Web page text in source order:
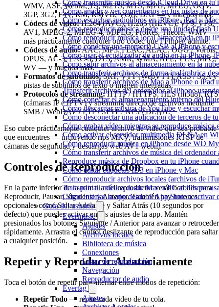
Cómo transmitir música desde iCloud Drive en tu
Cómo añadir y ver comentarios en tus pistas de
Cómo escuchar audiolibros en iPhone, iPad y
Cómo reproducir música desde una unidad flash
Cómo reproducir música local almacenada en tu
Cómo conectar una memoria USB al iPhone y
Cómo usar el ecualizador de audio en tu iPhone,
Cómo subir archivos al almacenamiento en la
Cómo transferir archivos de forma inalámbrica
Cómo transferir archivos de Mac a iPhone o iPad
Transferir archivos del ordenador al iPhone
Cómo conectar el almacenamiento interno del
Cómo descargar música de YouTube y escuchar
Cómo desconectar una aplicación de terceros de
Cómo grabar vídeo mientras se reproduce música
Cómo activar el servidor multimedia DLNA en
Cómo reproducir música en iPhone desde WD
Cómo transferir archivos de música del
Reproduce música de Dropbox en tu iPhone
Cómo editar etiquetas ID3 en iPhone y Mac
Cómo reproducir archivos locales (archivos de
Transmite tu música desde Mac o PC al iPhone
Cómo instalar la app desde el App Store o
Guía del usuario
Evermusic
Ajustes
Archivos locales
Biblioteca de música
Conexiones
Listas de reproducción
Navegación
Reproductor de audio
Evertag
Ajustes
WMV, ASF, WebM, TS, M2TS, MTS, MPG, MPEG, OGV,
3GP, 3G2, F4V, RM, RMVB, VOB, DAT — y muchos más.
Códecs de video:H.264 (AVC), H.265 (HEVC), VP9, VP8,
AV1, MPEG-2, MPEG-4, MJPEG, ProRes, Theora, WMV —
más prácticamente cualquier otro códec que FFmpeg admite.
Códecs de audio:AAC, MP3, FLAC, ALAC, OGG / Vorbis,
OPUS, AC-3, EAC-3, DTS, AMR, WMA, APE, TTA, MPC,
WV — y muchos más.
Formatos de subtítulos:SRT, VTT (WebVTT), ASS / SSA y
pistas de subtítulos de texto o imagen integradas.
Protocolos de streaming:HTTP / HTTPS, HLS (m3u8),
(cámaras IP e IPTV) y streaming directo de archivos mediante
SMB / WebDAV / FTP / SFTP / NFS / DLNA.
Eso cubre prácticamente cualquier archivo de video que sea probable
que encuentres — incluyendo rips MKV, transmisiones RTSP de
cámaras de seguridad y descargas web AV1 webm.
Controles de Reproducción
En la parte inferior de la pantalla del reproductor verás botones para
Reproducir, Pausar, Siguiente y Anterior. También hay botones
opcionales como Saltar Adelante y Saltar Atrás (10 segundos por
defecto) que puedes activar en los ajustes de la app. Mantén
presionados los botones Siguiente / Anterior para avanzar o retroceder
rápidamente. Arrastra el control deslizante de reproducción para saltar
a cualquier posición.
Repetir y Reproducir Aleatoriamente
Toca el botón de repetir para alternar entre modos de repetición:
Repetir Todo — repite cada video de tu cola.